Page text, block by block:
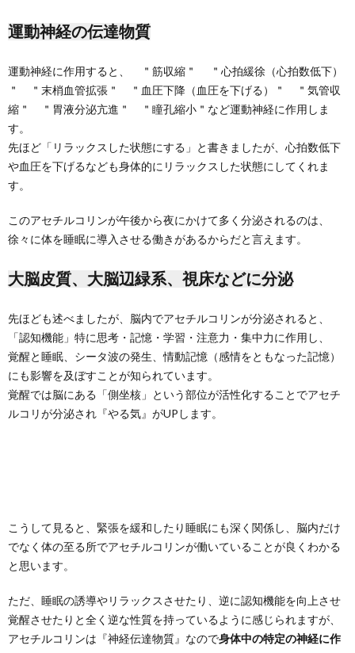
運動神経の伝達物質
運動神経に作用すると、 ＂筋収縮＂ ＂心拍緩徐（心拍数低下）
＂ ＂末梢血管拡張＂ ＂血圧下降（血圧を下げる）＂ ＂気管収
縮＂ ＂胃液分泌亢進＂ ＂瞳孔縮小＂など運動神経に作用しま
す。
先ほど「リラックスした状態にする」と書きましたが、心拍数低下
や血圧を下げるなども身体的にリラックスした状態にしてくれま
す。
このアセチルコリンが午後から夜にかけて多く分泌されるのは、
徐々に体を睡眠に導入させる働きがあるからだと言えます。
大脳皮質、大脳辺緑系、視床などに分泌
先ほども述べましたが、脳内でアセチルコリンが分泌されると、
「認知機能」特に思考・記憶・学習・注意力・集中力に作用し、
覚醒と睡眠、シータ波の発生、情動記憶（感情をともなった記憶）
にも影響を及ぼすことが知られています。
覚醒では脳にある「側坐核」という部位が活性化することでアセチ
ルコリが分泌され『やる気』がUPします。
こうして見ると、緊張を緩和したり睡眠にも深く関係し、脳内だけ
でなく体の至る所でアセチルコリンが働いていることが良くわかる
と思います。
ただ、睡眠の誘導やリラックスさせたり、逆に認知機能を向上させ
覚醒させたりと全く逆な性質を持っているように感じられますが、
アセチルコリンは『神経伝達物質』なので身体中の特定の神経に作